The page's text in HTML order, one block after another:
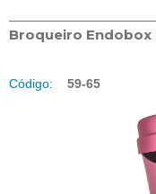
Código: 59-65
Broqueiro Endobox